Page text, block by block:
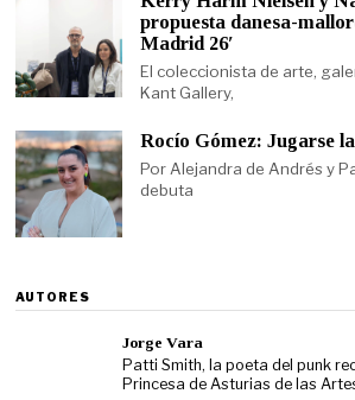
propuesta danesa-
Madrid 26′
El coleccionista de arte,
Kant Gallery,
Rocío Gómez: Jugarse
Por Alejandra de Andrés y
debuta
AUTORES
Jorge Vara
Patti Smith, la poeta del punk
Princesa de Asturias de las